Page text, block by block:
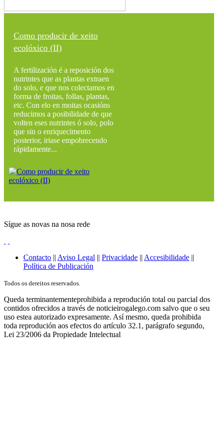
Como producir de xeito
ecolóxico (II)
A fertilización é a reposición dos
nutrintes que as plantas extraen
do solo, e que nos colectamos en
forma de froitas, follas, plantas,
etc. Con elo en moitas ocasións
reducimos a posibilidade de que
volten eses nutrintes ó solo, polo
que sin o enriquecimento
posterior, iriase empobrecendo
rápidamente...
Sígue as novas na nosa rede
Contacto || Aviso Legal || Privacidade || Accesibilidade ||
Política de Publicación
Todos os dereitos reservados.
Queda terminantementeprohibida a reprodución total ou parcial dos
contidos ofrecidos a través de noticieirogalego.com salvo que o seu
uso estea autorizado expresamente. Así mesmo, queda prohibida
toda reprodución aos efectos do artículo 32.1, parágrafo segundo,
Lei 23/2006 da Propiedade Intelectual